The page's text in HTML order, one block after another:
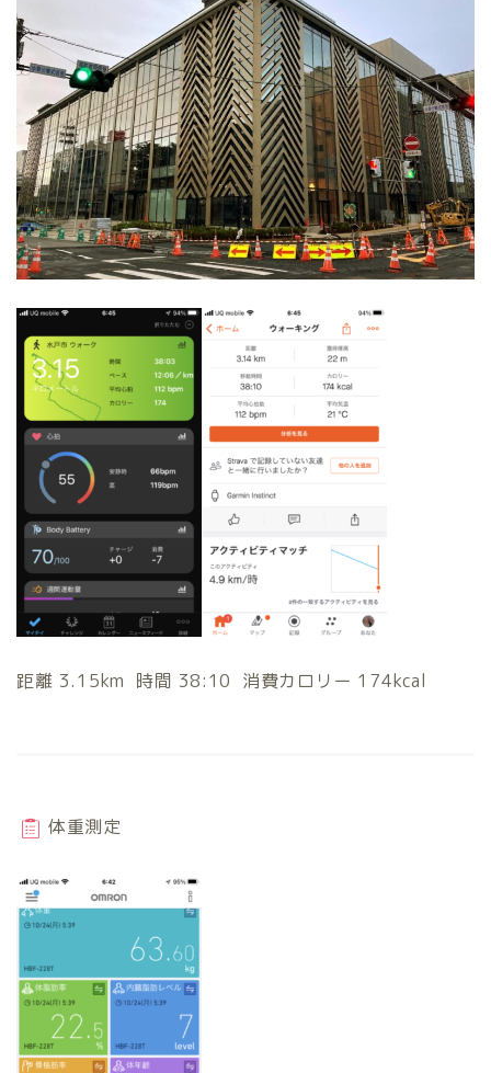
距離 3.15km 時間 38:10 消費カロリー 174kcal
体重測定